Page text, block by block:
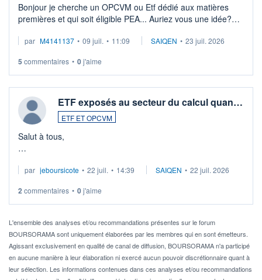
Bonjour je cherche un OPCVM ou Etf dédié aux matières
premières et qui soit éligible PEA... Auriez vous une idée?
par M4141137 • 09 juil. • 11:09 SAIQEN • 23 juil. 2026
5 commentaires • 0j'aime
ETF exposés au secteur du calcul quan…
ETF ET OPCVM
Salut à tous,
via un ETF plutôt que des actions individuelles.
Idéalement, je voudrais qu'il soit éligible au PEA.
Pour l' ...
par jeboursicote • 22 juil. • 14:39 SAIQEN • 22 juil. 2026
2 commentaires • 0j'aime
L'ensemble des analyses et/ou recommandations présentes sur le forum
BOURSORAMA sont uniquement élaborées par les membres qui en sont émetteurs.
Agissant exclusivement en qualité de canal de diffusion, BOURSORAMA n'a participé
en aucune manière à leur élaboration ni exercé aucun pouvoir discrétionnaire quant à
leur sélection. Les informations contenues dans ces analyses et/ou recommandations